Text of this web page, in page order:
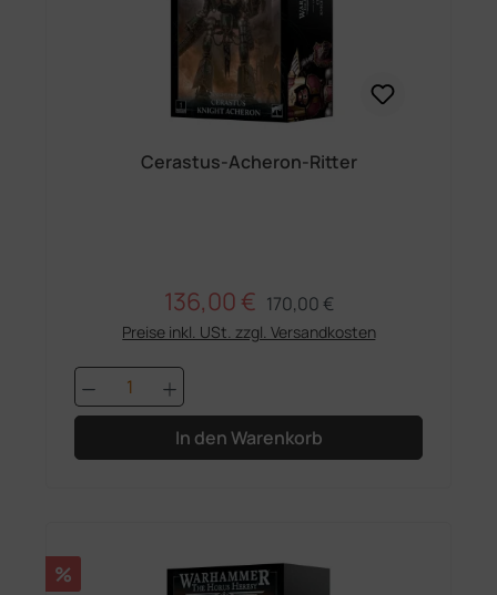
Cerastus-Acheron-Ritter
Verkaufspreis:
136,00 € Regulärer Preis:
170,00 €
Preise inkl. USt. zzgl. Versandkosten
Produkt Anzahl: Gib den
In den Warenkorb
Rabatt
%